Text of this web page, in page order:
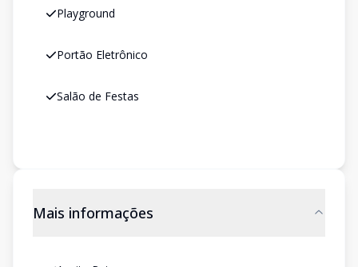
Playground
Portão Eletrônico
Salão de Festas
Mais informações